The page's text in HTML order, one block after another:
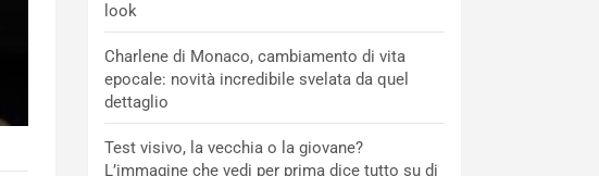
look
Charlene di Monaco, cambiamento di vita
epocale: novità incredibile svelata da quel
dettaglio
Test visivo, la vecchia o la giovane?
L’immagine che vedi per prima dice tutto su di